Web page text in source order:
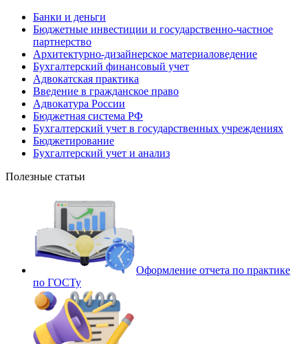
Банки и деньги
Бюджетные инвестиции и государственно-частное
партнерство
Архитектурно-дизайнерское материаловедение
Бухгалтерский финансовый учет
Адвокатская практика
Введение в гражданское право
Адвокатура России
Бюджетная система РФ
Бухгалтерский учет в государственных учреждениях
Бюджетирование
Бухгалтерский учет и анализ
Полезные статьи
Оформление отчета по практике
по ГОСТу